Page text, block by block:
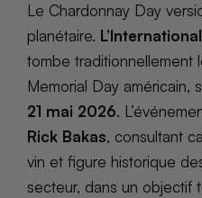
Le Chardonnay Day
planétaire.
tombe traditionnellement
Memorial Day américain,
21 mai 2026.
Rick Bakas, consultant
vin et figure historique
secteur, dans un objectif